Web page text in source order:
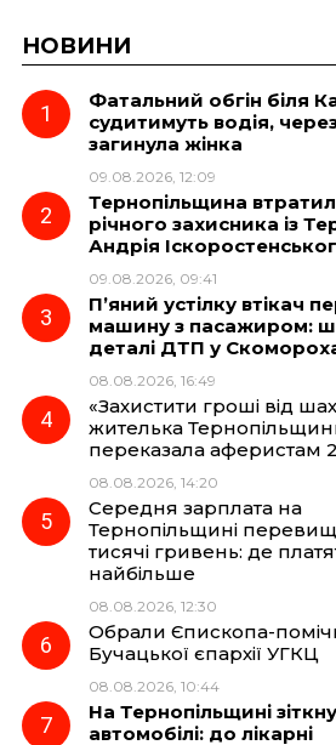
НОВИНИ
Фатальний обгін біля
судитимуть водія,
загинула жінка
09.08.2026, 12:09
Тернопільщина
річного захисника із
Андрія
09.08.2026, 09:41
П’яний устілку втікач
машину з пасажиром:
деталі ДТП у
08.08.2026, 16:49
«Захистити гроші від
жителька
переказала аферистам
08.08.2026, 14:20
Середня зарплата на
Тернопільщині
тисячі гривень: де
найбільше
08.08.2026, 12:30
Обрали Єпископа-
Бучацької єпархії УГКЦ
08.08.2026, 10:44
На Тернопільщині
автомобілі: до лікарні